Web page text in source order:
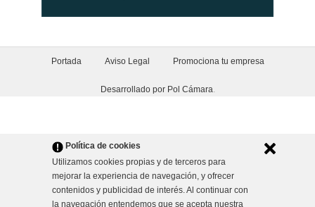
Política de cookies
Utilizamos cookies propias y de terceros para
mejorar la experiencia de navegación, y ofrecer
contenidos y publicidad de interés. Al continuar con
la navegación entendemos que se acepta nuestra
Portada Aviso Legal Promociona tu empresa
Desarrollado por Pol Cámara.